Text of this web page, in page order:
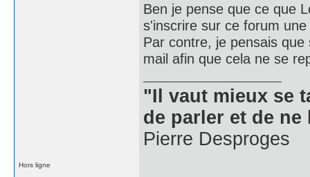
Ben je pense que ce que
s'inscrire sur ce forum
Par contre, je pensais
mail afin que cela ne se
"Il vaut mieux se
de parler et de
Pierre Desproges
Hors ligne